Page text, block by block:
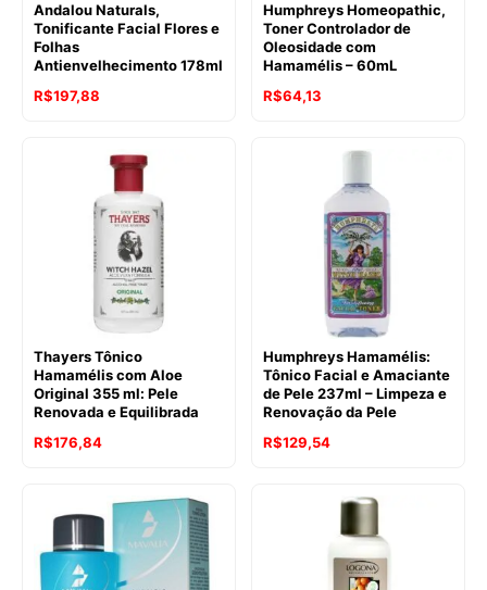
Andalou Naturals,
Tonificante Facial Flores e
Folhas
Antienvelhecimento 178ml
R$197,88
Humphreys Homeopathic,
Toner Controlador de
Oleosidade com
Hamamélis – 60mL
R$64,13
Thayers Tônico
Hamamélis com Aloe
Original 355 ml: Pele
Renovada e Equilibrada
R$176,84
Humphreys Hamamélis:
Tônico Facial e Amaciante
de Pele 237ml – Limpeza e
Renovação da Pele
R$129,54